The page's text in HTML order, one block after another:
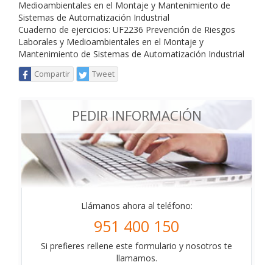
Medioambientales en el Montaje y Mantenimiento de
Sistemas de Automatización Industrial
Cuaderno de ejercicios: UF2236 Prevención de Riesgos
Laborales y Medioambientales en el Montaje y
Mantenimiento de Sistemas de Automatización Industrial
Compartir Tweet
PEDIR INFORMACIÓN
Llámanos ahora al teléfono:
951 400 150
Si prefieres rellene este formulario y nosotros te
llamamos.